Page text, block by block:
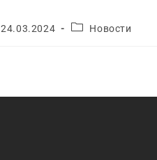
24.03.2024 Новости